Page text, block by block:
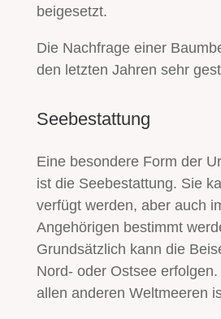
beigesetzt.
Die Nachfrage einer
den letzten Jahren sehr
Seebestattung
Eine besondere Form der
ist die Seebestattung. Sie
verfügt werden, aber auch
Angehörigen bestimmt
Grundsätzlich kann die
Nord- oder Ostsee
allen anderen Weltmeeren